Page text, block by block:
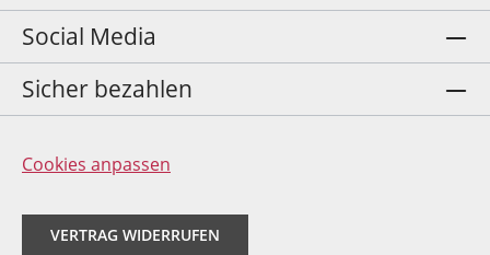
Social Media
Sicher bezahlen
Cookies anpassen
VERTRAG WIDERRUFEN